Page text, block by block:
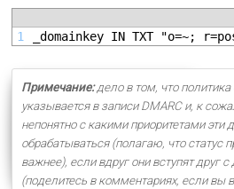
1
_domainkey IN TXT "o=~;
Примечание:дело в том, что
указывается в записи DMARC и, к
непонятно с какими приоритетами эти
обрабатываться (полагаю, что статус
важнее), если вдруг они вступят друг
(поделитесь в комментариях, если вы